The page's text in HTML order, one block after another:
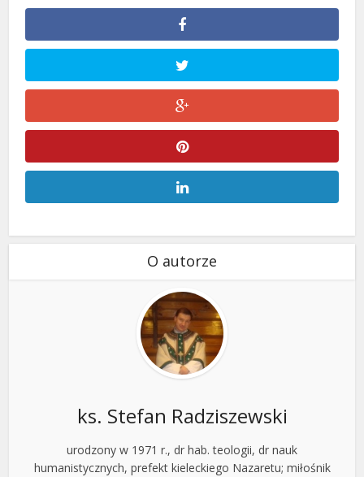
O autorze
ks. Stefan Radziszewski
urodzony w 1971 r., dr hab. teologii, dr nauk
humanistycznych, prefekt kieleckiego Nazaretu; miłośnik